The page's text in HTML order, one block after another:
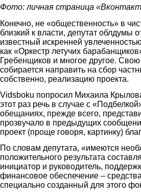
Фото: личная страница
Конечно, не «общественность» в
близкий к власти, депутат облдумы
известный искренней
как «Оркестр летучих
Гребенщиков и многое другое.
собирается направить на сбор
собственно, реализацию проекта.
Vidsboku попросил Михаила
этот раз речь в случае с
обещаниях, прежде всего,
прозвучало в предыдущих
проект (проще говоря, картинку)
По словам депутата, «имеются
положительного результата
инициатор и руководитель,
финансовое обеспечение –
специально созданный для этого